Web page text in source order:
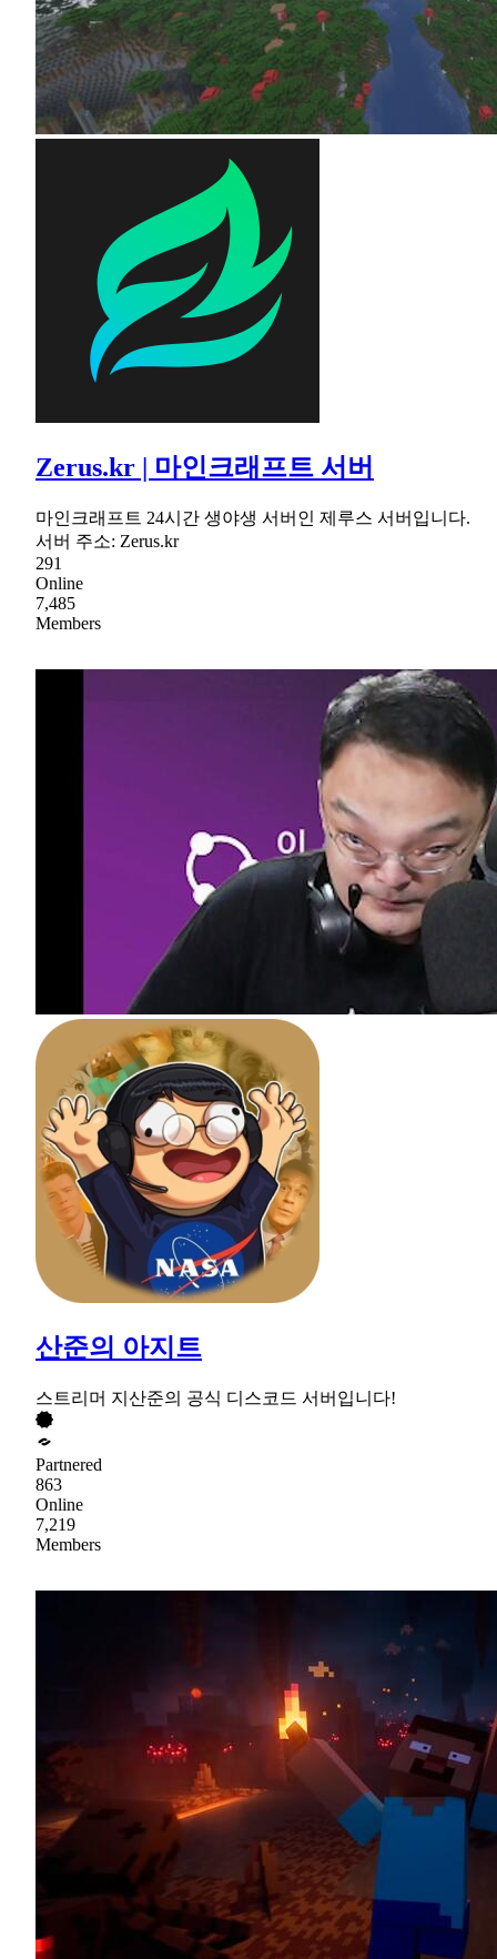
Zerus.kr | 마인크래프트 서버
마인크래프트 24시간 생야생 서버인 제루스 서버입니다.
서버 주소: Zerus.kr
291
Online
7,485
Members
산준의 아지트
스트리머 지산준의 공식 디스코드 서버입니다!
Partnered
863
Online
7,219
Members